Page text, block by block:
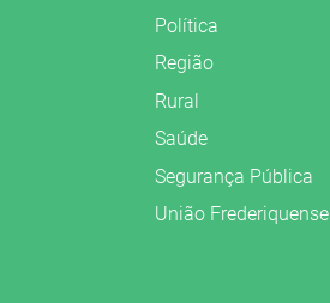
Política
Região
Rural
Saúde
Segurança Pública
União Frederiquense